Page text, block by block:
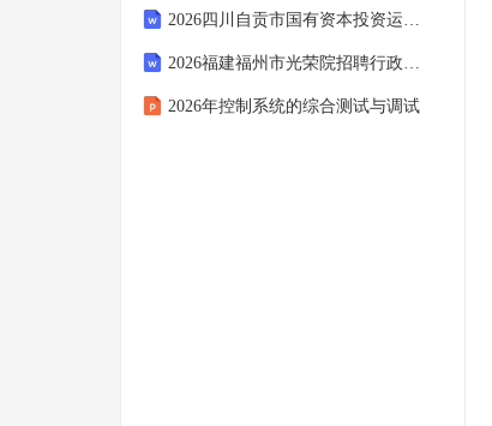
2026四川自贡市国有资本投资运营集团有限公司招聘1人备考题库附答案详解（突破训练）
2026福建福州市光荣院招聘行政人员1人备考题库【轻巧夺冠】附答案详解
2026年控制系统的综合测试与调试